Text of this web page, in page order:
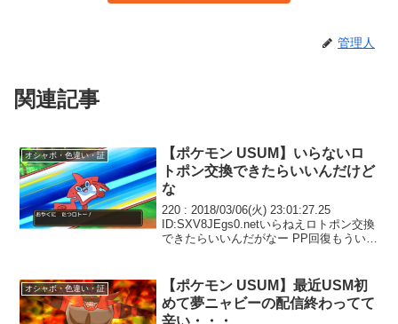
管理人
関連記事
オシャボ・色違い・証
【ポケモン USUM】いらないロ
トポン交換できたらいいんだけど
な
220 : 2018/03/06(火) 23:01:27.25
ID:SXV8JEgs0.netいらねえロトポン交換
できたらいいんだがなー PP回復もういら
たり出る確...
オシャボ・色違い・証
【ポケモン USUM】最近USM初
めて夢ニャビーの配信終わってて